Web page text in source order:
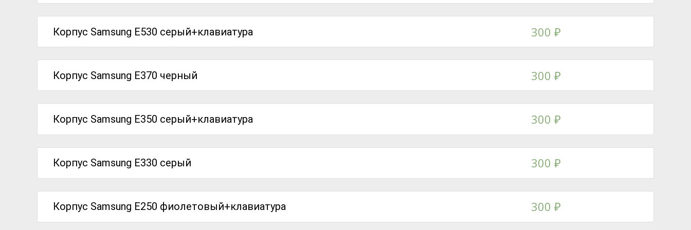
Корпус Samsung Е250 фиолетовый+клавиатура 300 ₽
Корпус Samsung Е330 серый 300 ₽
Корпус Samsung Е350 серый+клавиатура 300 ₽
Корпус Samsung Е370 черный 300 ₽
Корпус Samsung Е530 серый+клавиатура 300 ₽